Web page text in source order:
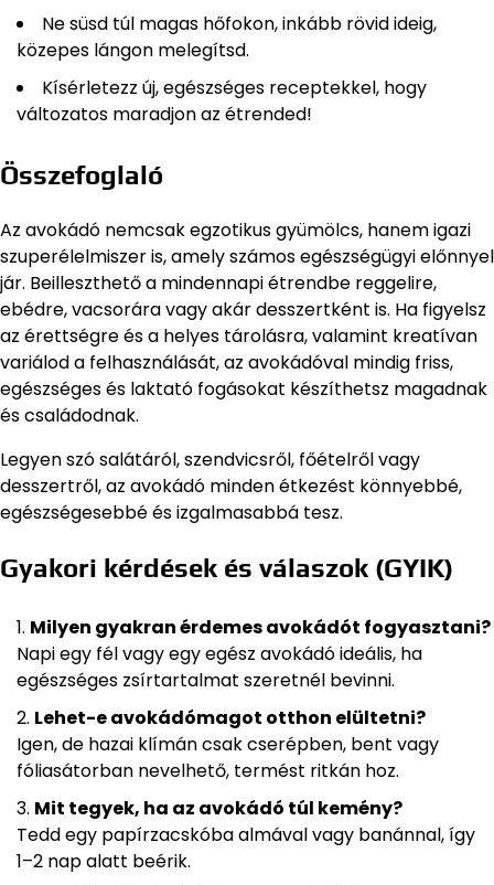
Ne süsd túl magas hőfokon, inkább rövid ideig,
közepes lángon melegítsd.
Kísérletezz új, egészséges receptekkel, hogy
változatos maradjon az étrended!
Összefoglaló
Az avokádó nemcsak egzotikus gyümölcs, hanem igazi
szuperélelmiszer is, amely számos egészségügyi előnnyel
jár. Beilleszthető a mindennapi étrendbe reggelire,
ebédre, vacsorára vagy akár desszertként is. Ha figyelsz
az érettségre és a helyes tárolásra, valamint kreatívan
variálod a felhasználását, az avokádóval mindig friss,
egészséges és laktató fogásokat készíthetsz magadnak
és családodnak.
Legyen szó salátáról, szendvicsről, főételről vagy
desszertről, az avokádó minden étkezést könnyebbé,
egészségesebbé és izgalmasabbá tesz.
Gyakori kérdések és válaszok (GYIK)
Milyen gyakran érdemes avokádót fogyasztani?
Napi egy fél vagy egy egész avokádó ideális, ha
egészséges zsírtartalmat szeretnél bevinni.
Lehet-e avokádómagot otthon elültetni?
Igen, de hazai klímán csak cserépben, bent vagy
fóliasátorban nevelhető, termést ritkán hoz.
Mit tegyek, ha az avokádó túl kemény?
Tedd egy papírzacskóba almával vagy banánnal, így
1–2 nap alatt beérik.